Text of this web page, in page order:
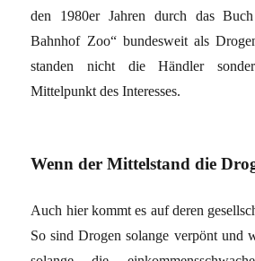
den 1980er Jahren durch das
Bahnhof Zoo“ bundesweit als
standen nicht die Händler
Mittelpunkt des Interesses.
Wenn der Mittelstand die
Auch hier kommt es auf deren
So sind Drogen solange verpönt und